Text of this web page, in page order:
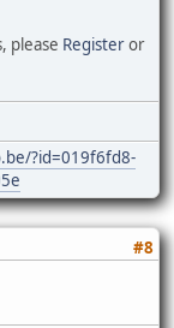
please Registeror
?id=019f6fd8-
#8